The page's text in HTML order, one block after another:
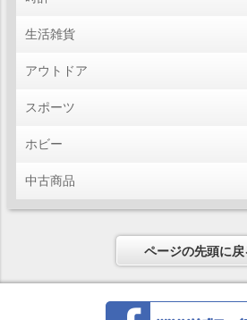
生活雑貨
アウトドア
スポーツ
ホビー
中古商品
ページの先頭に戻